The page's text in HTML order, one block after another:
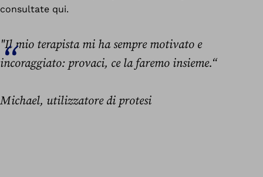
consultate qui.
"Il mio terapista mi ha sempre motivato e
incoraggiato: provaci, ce la faremo insieme.“
Michael, utilizzatore di protesi